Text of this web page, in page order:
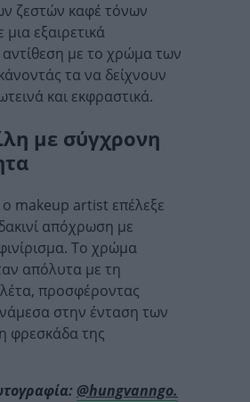
ζεστών καφέ τόνων
εξαιρετικά
αντίθεση με το χρώμα των
τα να δείχνουν
και εκφραστικά.
με σύγχρονη
ο makeup artist επέλεξε
απόχρωση με
Το χρώμα
απόλυτα με τη
προσφέροντας
στην ένταση των
φρεσκάδα της
@hungvanngo.